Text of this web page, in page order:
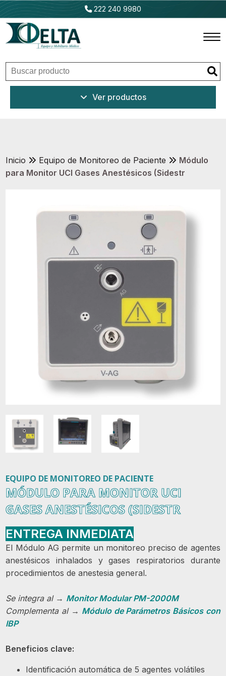
222 240 9980
Inicio
Outlet
Nosotros
Ver productos
Inicio Equipo de Monitoreo de Paciente
Módulo
para Monitor UCI Gases Anestésicos (Sidestr
EQUIPO DE MONITOREO DE PACIENTE
MÓDULO PARA MONITOR UCI
GASES ANESTÉSICOS (SIDESTR
ENTREGA INMEDIATA
El Módulo AG permite un monitoreo preciso de agentes
anestésicos inhalados y gases respiratorios durante
procedimientos de anestesia general.
Se integra al → Monitor Modular PM-2000M
Complementa al → Módulo de Parámetros Básicos con
IBP
Beneficios clave:
Identificación automática de 5 agentes volátiles